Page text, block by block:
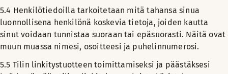
5.4 Henkilötiedoilla tarkoitetaan mitä tahansa sinua
luonnollisena henkilönä koskevia tietoja, joiden kautta
sinut voidaan tunnistaa suoraan tai epäsuorasti. Näitä ovat
muun muassa nimesi, osoitteesi ja puhelinnumerosi.
5.5 Tilin linkitystuotteen toimittamiseksi ja päästäksesi